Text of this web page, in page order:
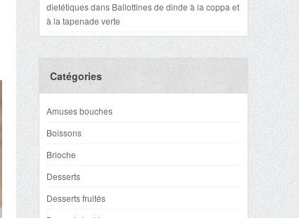
dietétiquesdans Ballottines de dinde à la coppa et
à la tapenade verte
Catégories
Amuses bouches
Boissons
Brioche
Desserts
Desserts fruités